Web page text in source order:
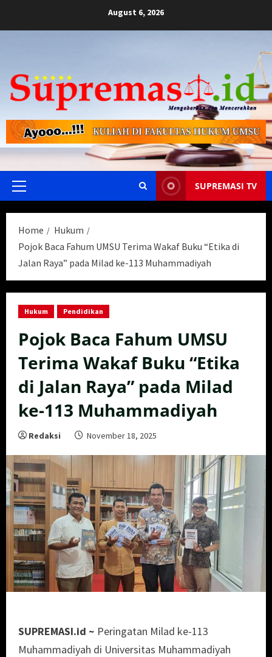
August 6, 2026
Primary
SUPREMASI TV
Home
Hukum
Pojok Baca Fahum UMSU Terima Wakaf Buku “Etika di
Jalan Raya” pada Milad ke-113 Muhammadiyah
Hukum Pendidikan
Pojok Baca Fahum UMSU
Terima Wakaf Buku “Etika
di Jalan Raya” pada Milad
ke-113 Muhammadiyah
Redaksi November 18, 2025
SUPREMASI.id ~ Peringatan Milad ke-113
Muhammadiyah di Universitas Muhammadiyah